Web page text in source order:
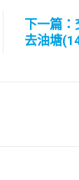
下一篇：
去油塘